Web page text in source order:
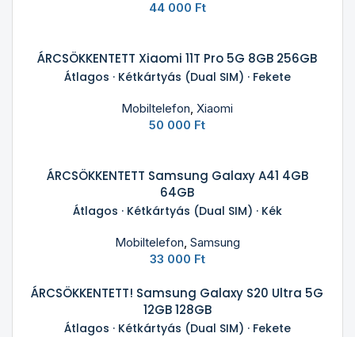
44 000 Ft
ÁRCSÖKKENTETT Xiaomi 11T Pro 5G 8GB 256GB
Átlagos · Kétkártyás (Dual SIM) · Fekete
Mobiltelefon,Xiaomi
50 000 Ft
ÁRCSÖKKENTETT Samsung Galaxy A41 4GB
64GB
Átlagos · Kétkártyás (Dual SIM) · Kék
Mobiltelefon, Samsung
33 000 Ft
ÁRCSÖKKENTETT! Samsung Galaxy S20 Ultra 5G
12GB 128GB
Átlagos · Kétkártyás (Dual SIM) · Fekete